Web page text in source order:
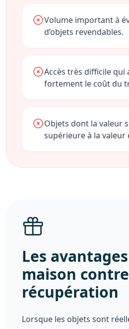
Volume important à
d’objets revendables.
Accès très difficile qui
fortement le coût du
Objets dont la valeur
supérieure à la valeur
Les
maison contre
récupération
Lorsque les objets sont